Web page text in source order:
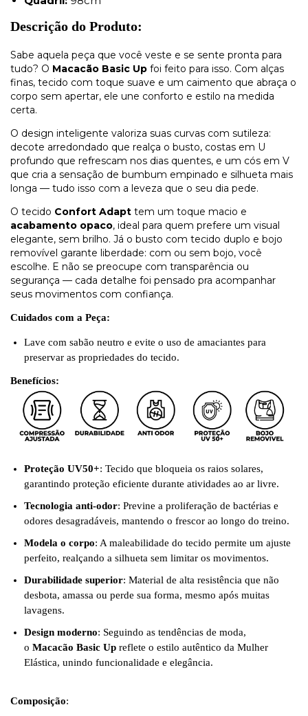
Descrição do Produto:
Sabe aquela peça que você veste e se sente pronta para
tudo? O Macacão Basic Up foi feito para isso. Com alças
finas, tecido com toque suave e um caimento que abraça o
corpo sem apertar, ele une conforto e estilo na medida
certa.
O design inteligente valoriza suas curvas com sutileza:
decote arredondado que realça o busto, costas em U
profundo que refrescam nos dias quentes, e um cós em V
que cria a sensação de bumbum empinado e silhueta mais
longa — tudo isso com a leveza que o seu dia pede.
O tecido Confort Adapt tem um toque macio e
acabamento opaco, ideal para quem prefere um visual
elegante, sem brilho. Já o busto com tecido duplo e bojo
removível garante liberdade: com ou sem bojo, você
escolhe. E não se preocupe com transparência ou
segurança — cada detalhe foi pensado pra acompanhar
seus movimentos com confiança.
Cuidados com a Peça:
Lave com sabão neutro e evite o uso de amaciantes para
preservar as propriedades do tecido.
Benefícios:
Proteção UV50+: Tecido que bloqueia os raios solares,
garantindo proteção eficiente durante atividades ao ar livre.
Tecnologia anti-odor: Previne a proliferação de bactérias e
odores desagradáveis, mantendo o frescor ao longo do treino.
Modela o corpo: A maleabilidade do tecido permite um ajuste
perfeito, realçando a silhueta sem limitar os movimentos.
Durabilidade superior: Material de alta resistência que não
desbota, amassa ou perde sua forma, mesmo após muitas
lavagens.
Design moderno: Seguindo as tendências de moda,
o Macacão Basic Up reflete o estilo autêntico da Mulher
Elástica, unindo funcionalidade e elegância.
Composição: